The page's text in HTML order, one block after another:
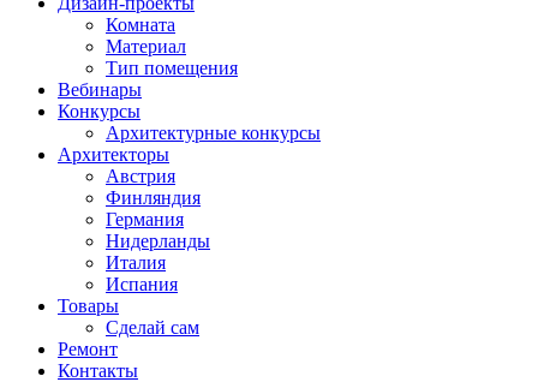
Комната
Материал
Тип помещения
Вебинары
Конкурсы
Архитектурные конкурсы
Архитекторы
Австрия
Финляндия
Германия
Нидерланды
Италия
Испания
Товары
Сделай сам
Ремонт
Контакты